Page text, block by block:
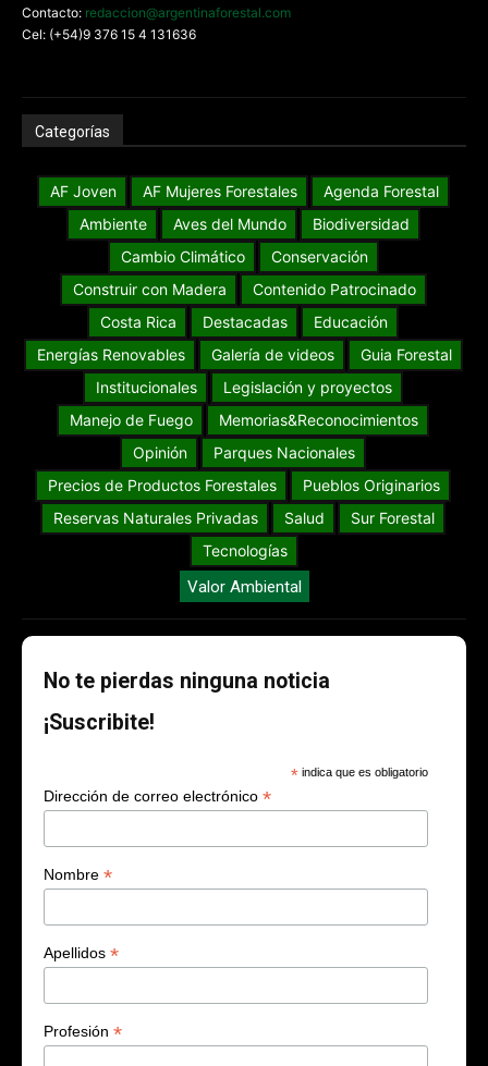
Contacto: redaccion@argentinaforestal.com
Cel: (+54)9 376 15 4 131636
Categorías
AF Joven AF Mujeres Forestales
Agenda Forestal
Ambiente
Aves del Mundo
Biodiversidad
Cambio Climático
Conservación
Construir con Madera
Contenido Patrocinado
Costa Rica
Destacadas
Educación
Energías Renovables
Galería de videos
Guia Forestal
Institucionales
Legislación y proyectos
Manejo de Fuego
Memorias&Reconocimientos
Opinión
Parques Nacionales
Precios de Productos Forestales
Pueblos Originarios
Reservas Naturales Privadas
Salud
Sur Forestal
Tecnologías
Valor Ambiental
No te pierdas ninguna noticia
¡Suscribite!
* indica que es obligatorio
Dirección de correo electrónico *
Nombre *
Apellidos *
Profesión *